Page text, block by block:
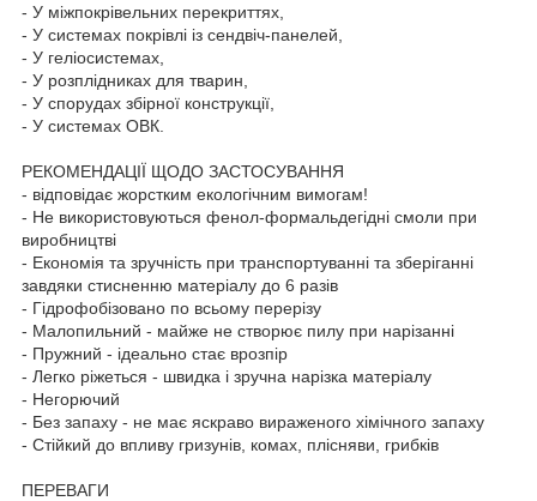
- У міжпокрівельних перекриттях,
- У системах покрівлі із сендвіч-панелей,
- У геліосистемах,
- У розплідниках для тварин,
- У спорудах збірної конструкції,
- У системах ОВК.
РЕКОМЕНДАЦІЇ ЩОДО ЗАСТОСУВАННЯ
- відповідає жорстким екологічним вимогам!
- Не використовуються фенол-формальдегідні смоли при
виробництві
- Економія та зручність при транспортуванні та зберіганні
завдяки стисненню матеріалу до 6 разів
- Гідрофобізовано по всьому перерізу
- Малопильний - майже не створює пилу при нарізанні
- Пружний - ідеально стає врозпір
- Легко ріжеться - швидка і зручна нарізка матеріалу
- Негорючий
- Без запаху - не має яскраво вираженого хімічного запаху
- Стійкий до впливу гризунів, комах, плісняви, грибків
ПЕРЕВАГИ